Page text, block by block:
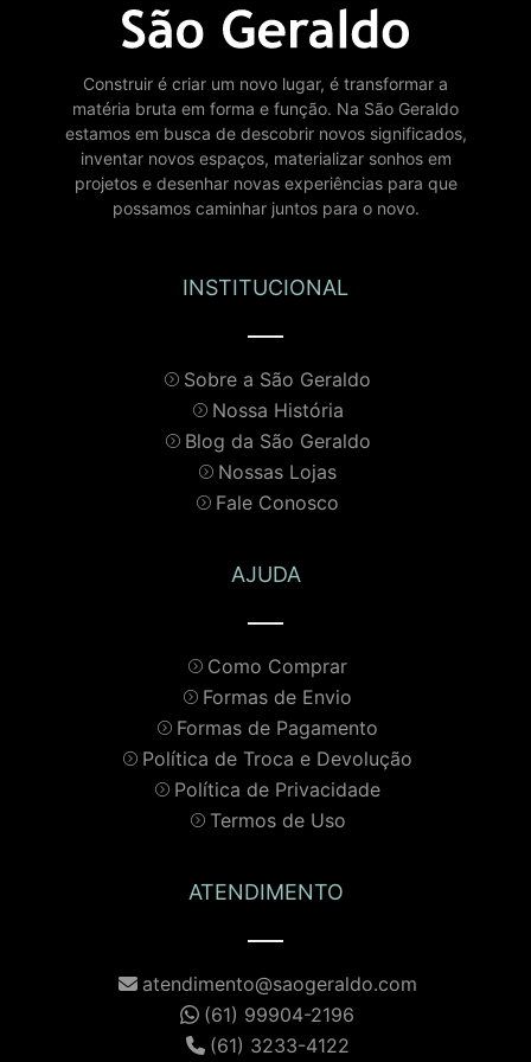
Construir é criar um novo lugar, é transformar a
matéria bruta em forma e função. Na São Geraldo
estamos em busca de descobrir novos significados,
inventar novos espaços, materializar sonhos em
projetos e desenhar novas experiências para que
possamos caminhar juntos para o novo.
INSTITUCIONAL
Sobre a São Geraldo
Nossa História
Blog da São Geraldo
Nossas Lojas
Fale Conosco
AJUDA
Como Comprar
Formas de Envio
Formas de Pagamento
Política de Troca e Devolução
Política de Privacidade
Termos de Uso
ATENDIMENTO
atendimento@saogeraldo.com
(61) 99904-2196
(61) 3233-4122